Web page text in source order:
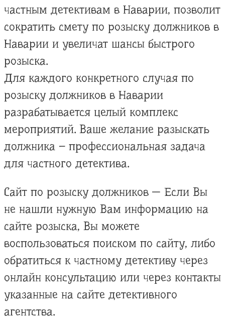
частным детективам в Наварии, позволит
сократить смету по розыску должников в
Наварии и увеличат шансы быстрого
розыска.
Для каждого конкретного случая по
розыску должников в Наварии
разрабатывается целый комплекс
мероприятий. Ваше желание разыскать
должника – профессиональная задача
для частного детектива.
Сайт по розыску должников — Если Вы
не нашли нужную Вам информацию на
сайте розыска, Вы можете
воспользоваться поиском по сайту, либо
обратиться к частному детективу через
онлайн консультацию или через контакты
указанные на сайте детективного
агентства.